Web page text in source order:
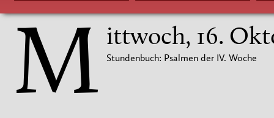
M ittwoch, 16.
Stundenbuch: Psalmen der IV. Woche